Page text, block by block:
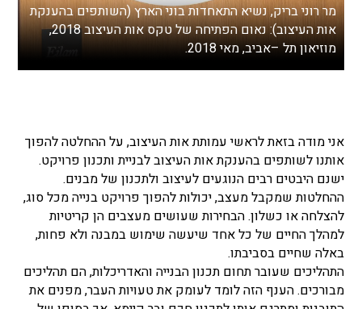
מר רוני בריק, נשיא התאחדות בוני הארץ (השותפים בהענקת
אות העיצוב): נאום הפתיחה של טקס אות העיצוב 2018,
מוזיאון תל –אביב, מאי 2018.
אני מודה בזאת לראשי עמותת אות העיצוב, על ההחלטה להפוך
אותנו לשותפים בהענקת אות העיצוב לבניית ותכנון פרויקט.
ישנם היבטים רבים הנוגעים לעיצוב ולתכנון של מבנים.
ההחלטות שמקבל מעצב, יכולות להפוך פרויקט בנייה מכל סוג,
להצלחה או כשלון. הבחירות שעושים מעצבים הן קריטיות
למהלך החיים של כל אחד שיעשה שימוש במבנה ולא פחות,
באלה שחיים בסביבתו.
התהליכים שעובר תחום תכנון הבנייה והאדריכלות, הם תהליכים
מבורכים. הענף הזה לומד לעומק את טעויות העבר, מפנים את